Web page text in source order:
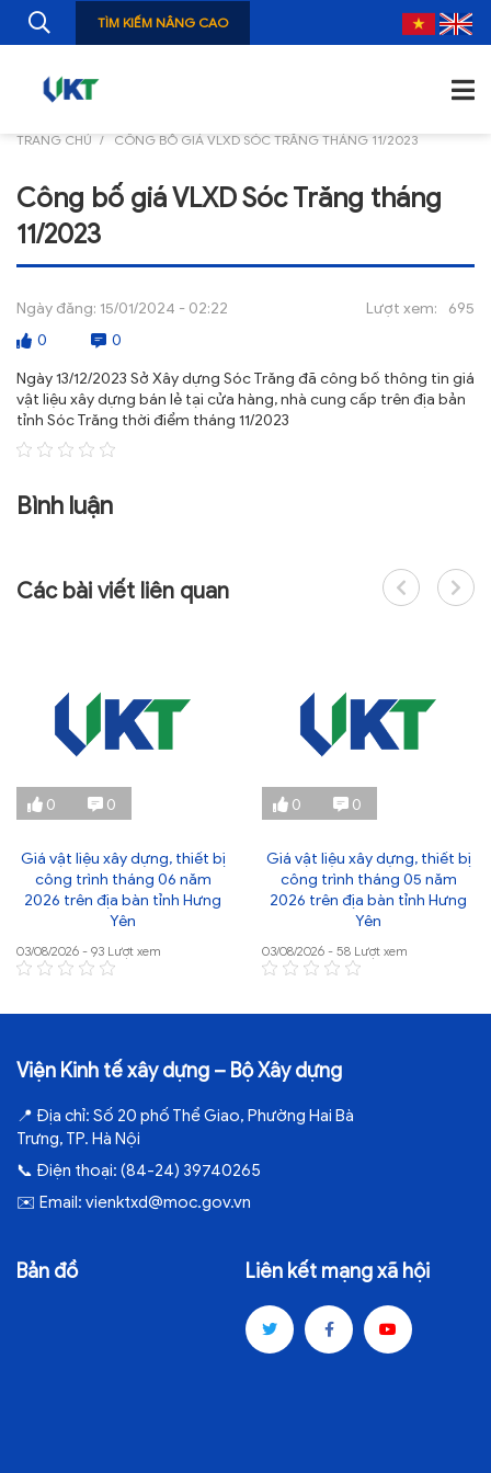
GIỚI THIỆU
TIN TỨC
NGHIÊN CỨU
ẤN PHẨM
ĐÀO TẠO, BỒI DƯỠNG
TƯ VẤN
TRAO ĐỔI
TÌM KIẾM NÂNG CAO
TRANG CHỦ CÔNG BỐ GIÁ VLXD SÓC TRĂNG THÁNG 11/2023
Công bố giá VLXD Sóc Trăng tháng
11/2023
Ngày đăng: 15/01/2024 - 02:22 Lượt xem:
695
0
0
Ngày 13/12/2023 Sở Xây dựng Sóc Trăng đã công bố thông tin giá
vật liệu xây dựng bán lẻ tại cửa hàng, nhà cung cấp trên địa bản
tỉnh Sóc Trăng thời điểm tháng 11/2023
Bình luận
Các bài viết liên quan
0 0
Giá vật liệu xây dựng, thiết bị
công trình tháng 06 năm
2026 trên địa bàn tỉnh Hưng
Yên
03/08/2026 - 93 Lượt xem
0 0
Giá vật liệu xây dựng, thiết bị
công trình tháng 05 năm
2026 trên địa bàn tỉnh Hưng
Yên
03/08/2026 - 58 Lượt xem
Viện Kinh tế xây dựng – Bộ Xây dựng
📍 Địa chỉ: Số 20 phố Thể Giao, Phường Hai Bà
Trưng, TP. Hà Nội
📞 Điện thoại: (84-24) 39740265
✉️ Email: vienktxd@moc.gov.vn
Bản đồ Liên kết mạng xã hội